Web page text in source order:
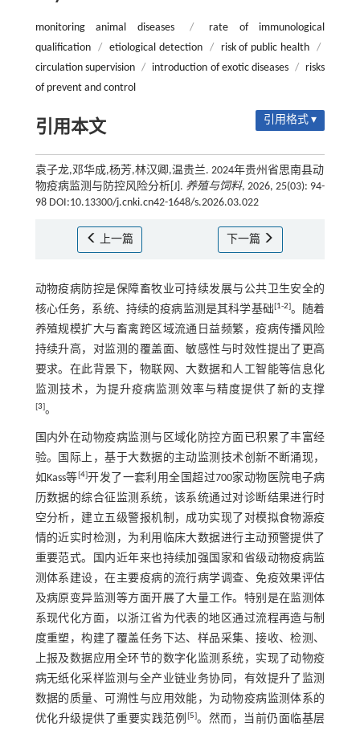
monitoring animal diseases /
rate of immunological
qualification
/ etiological detection / risk of public health
/
circulation supervision / introduction of exotic diseases / risks
of prevent and control
引用本文 引用格式 ▾
袁子龙,邓华成,杨芳,林汉卿,温贵兰. 2024年贵州省思南县动
物疫病监测与防控风险分析[J]. 养殖与饲料, 2026, 25(03): 94-
98 DOI:10.13300/j.cnki.cn42-1648/s.2026.03.022
上一篇 下一篇
动物疫病防控是保障畜牧业可持续发展与公共卫生安全的
核心任务，系统、持续的疫病监测是其科学基础[1-2]。随着
养殖规模扩大与畜禽跨区域流通日益频繁，疫病传播风险
持续升高，对监测的覆盖面、敏感性与时效性提出了更高
要求。在此背景下，物联网、大数据和人工智能等信息化
监测技术，为提升疫病监测效率与精度提供了新的支撑
[3]。
国内外在动物疫病监测与区域化防控方面已积累了丰富经
验。国际上，基于大数据的主动监测技术创新不断涌现，
如Kass等[4]开发了一套利用全国超过700家动物医院电子病
历数据的综合征监测系统，该系统通过对诊断结果进行时
空分析，建立五级警报机制，成功实现了对模拟食物源疫
情的近实时检测，为利用临床大数据进行主动预警提供了
重要范式。国内近年来也持续加强国家和省级动物疫病监
测体系建设，在主要疫病的流行病学调查、免疫效果评估
及病原变异监测等方面开展了大量工作。特别是在监测体
系现代化方面，以浙江省为代表的地区通过流程再造与制
度重塑，构建了覆盖任务下达、样品采集、接收、检测、
上报及数据应用全环节的数字化监测系统，实现了动物疫
病无纸化采样监测与全产业链业务协同，有效提升了监测
数据的质量、可溯性与应用效能，为动物疫病监测体系的
优化升级提供了重要实践范例 [5]。然而，当前仍面临基层